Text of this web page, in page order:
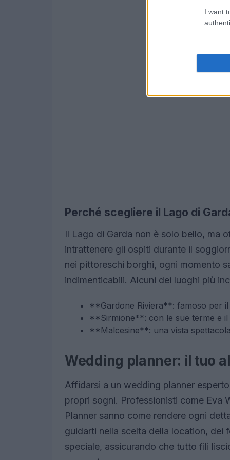
I want
Perché scegliere il Lago di
Il Lago di Garda non è solo bello, ma
intrattenere gli ospiti durante il
nei pittoreschi borghi, ogni momento
indimenticabili. Alcuni dei luoghi più
**Gardone Riviera**: famoso per il
**Sirmione**: con le sue terme e il
**Malcesine**: una vista
Wedding planner: il tuo
Affidarsi a un wedding planner
propri sogni. Professionisti come Eva
Planner sanno come rendere ogni
guidarti nella scelta della location, dei
speciale, assicurando che tutto fili